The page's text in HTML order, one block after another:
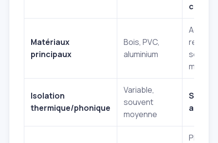
Matériaux
principaux
Bois, PVC,
aluminium
Acier,
serrure
Isolation
thermique/phonique
Variable,
souvent
moyenne
Plus